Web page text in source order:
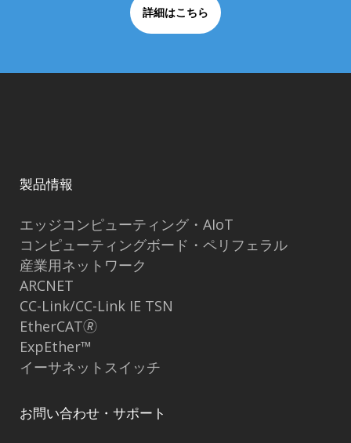
詳細はこちら
製品情報
エッジコンピューティング・AIoT
コンピューティングボード・ペリフェラル
産業用ネットワーク
ARCNET
CC-Link/CC-Link IE TSN
EtherCAT🄬
ExpEther™
イーサネットスイッチ
お問い合わせ・サポート